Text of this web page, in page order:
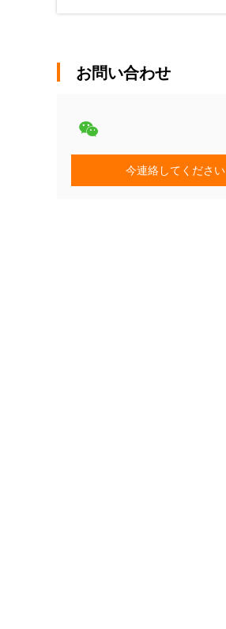
お問い合わせ
今連絡してください